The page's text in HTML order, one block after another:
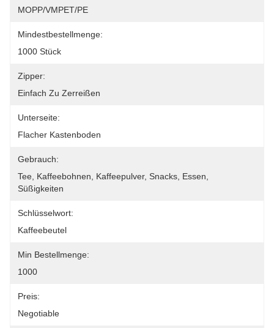
MOPP/VMPET/PE
Mindestbestellmenge:
1000 Stück
Zipper:
Einfach Zu Zerreißen
Unterseite:
Flacher Kastenboden
Gebrauch:
Tee, Kaffeebohnen, Kaffeepulver, Snacks, Essen,
Süßigkeiten
Schlüsselwort:
Kaffeebeutel
Min Bestellmenge:
1000
Preis:
Negotiable